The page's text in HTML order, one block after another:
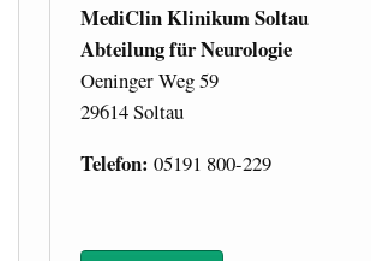
MediClin Klinikum Soltau
Abteilung für Neurologie
Oeninger Weg 59
29614 Soltau
Telefon:05191 800-229